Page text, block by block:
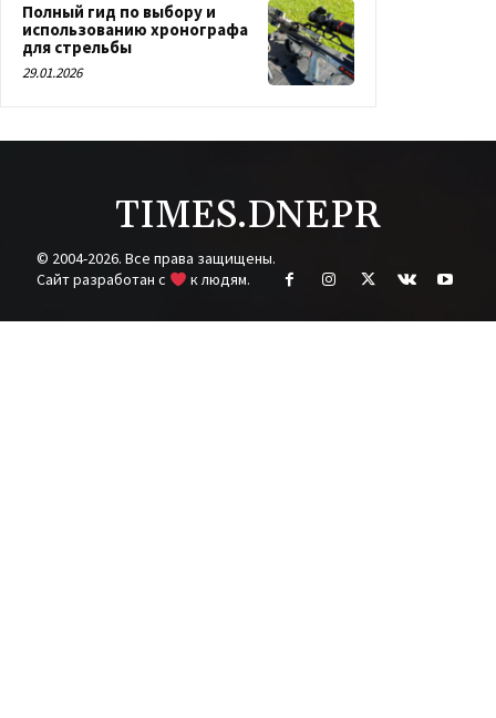
Полный гид по выбору и
использованию хронографа
для стрельбы
29.01.2026
TIMES.DNEPR
© 2004-2026. Все права защищены.
Cайт разработан с
к людям.